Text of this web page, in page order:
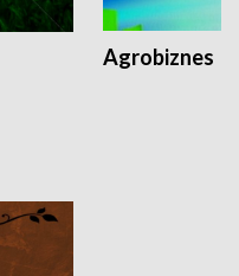
Agrobiznes